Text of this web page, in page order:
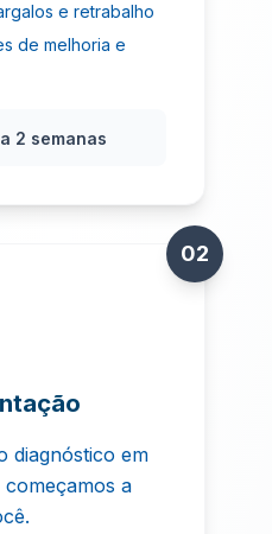
e retrabalho
de melhoria e
2 semanas
02
diagnóstico em
a